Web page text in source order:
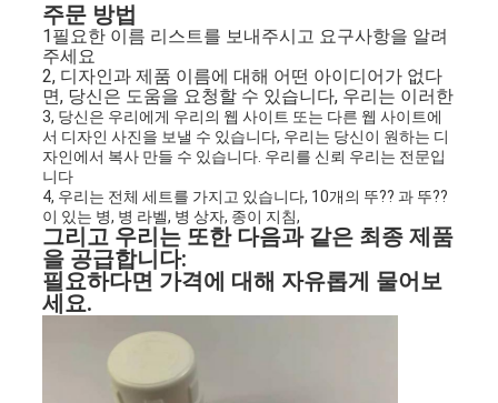
주문 방법
1필요한 이름 리스트를 보내주시고 요구사항을 알려
주세요
2, 디자인과 제품 이름에 대해 어떤 아이디어가 없다
면, 당신은 도움을 요청할 수 있습니다, 우리는 이러한
3, 당신은 우리에게 우리의 웹 사이트 또는 다른 웹 사이트에
서 디자인 사진을 보낼 수 있습니다, 우리는 당신이 원하는 디
자인에서 복사 만들 수 있습니다. 우리를 신뢰 우리는 전문입
니다
4, 우리는 전체 세트를 가지고 있습니다, 10개의 뚜?? 과 뚜??
이 있는 병, 병 라벨, 병 상자, 종이 지침,
그리고 우리는 또한 다음과 같은 최종 제품
을 공급합니다:
필요하다면 가격에 대해 자유롭게 물어보
세요.